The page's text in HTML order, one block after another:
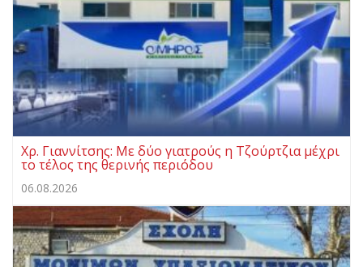
Χρ. Γιαννίτσης: Με δύο γιατρούς η Τζούρτζια μέχρι
το τέλος της θερινής περιόδου
06.08.2026